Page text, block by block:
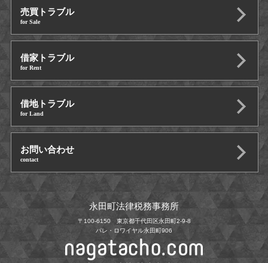
売買トラブル
for Sale
借家トラブル
for Rent
借地トラブル
for Land
お問い合わせ
contact
永田町法律税務事務所
〒100-6150 東京都千代田区永田町2-9-8
パレ・ロワイヤル永田町906